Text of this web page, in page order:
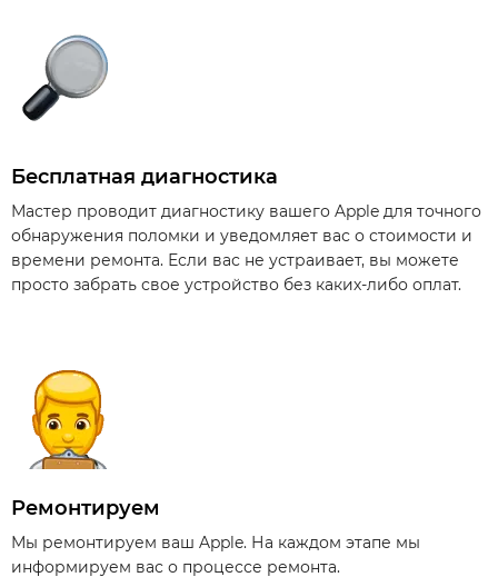
Бесплатная диагностика
Мастер проводит диагностику вашего Apple для точного
обнаружения поломки и уведомляет вас о стоимости и
времени ремонта. Если вас не устраивает, вы можете
просто забрать свое устройство без каких-либо оплат.
Ремонтируем
Мы ремонтируем ваш Apple. На каждом этапе мы
информируем вас о процессе ремонта.